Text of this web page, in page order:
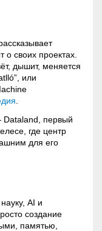
своих проектах.
дышит, меняется
или
Dataland, первый
где центр
для его
AI и
создание
памятью,